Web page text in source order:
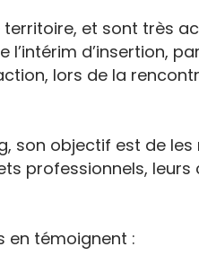
et sont très
d’insertion,
lors de la
son objectif est de
professionnels,
en témoignent :